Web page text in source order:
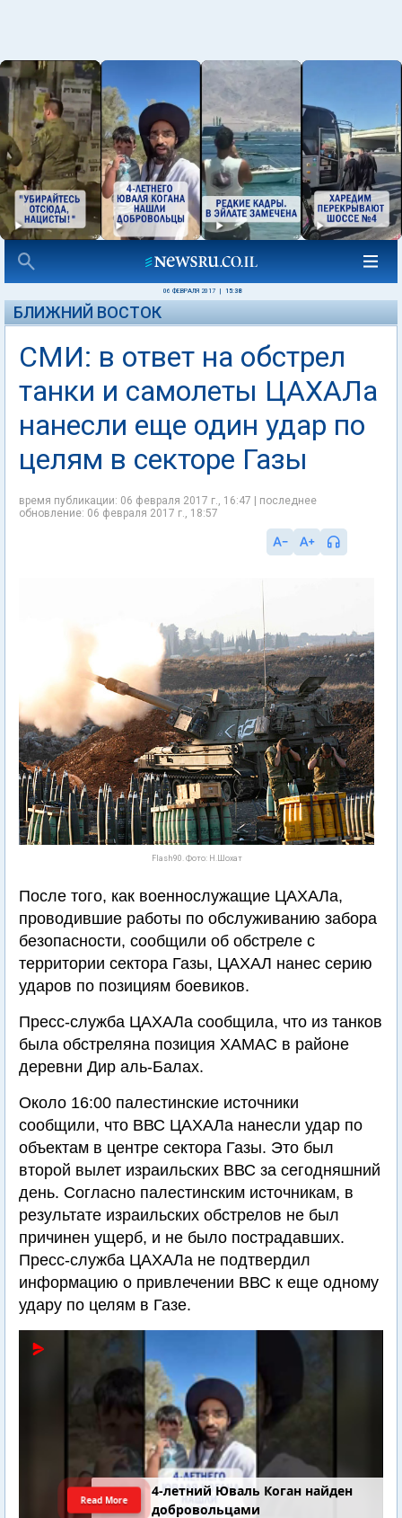
06 ФЕВРАЛЯ 2017 15:38
БЛИЖНИЙ ВОСТОК
СМИ: в ответ на обстрел
танки и самолеты ЦАХАЛа
нанесли еще один удар по
целям в секторе Газы
время публикации: 06 февраля 2017 г., 16:47 | последнее
обновление: 06 февраля 2017 г., 18:57
Flash90. Фото: Н.Шохат
После того, как военнослужащие ЦАХАЛа,
проводившие работы по обслуживанию забора
безопасности, сообщили об обстреле с
территории сектора Газы, ЦАХАЛ нанес серию
ударов по позициям боевиков.
Пресс-служба ЦАХАЛа сообщила, что из танков
была обстреляна позиция ХАМАС в районе
деревни Дир аль-Балах.
Около 16:00 палестинские источники
сообщили, что ВВС ЦАХАЛа нанесли удар по
объектам в центре сектора Газы. Это был
второй вылет израильских ВВС за сегодняшний
день. Согласно палестинским источникам, в
результате израильских обстрелов не был
причинен ущерб, и не было пострадавших.
Пресс-служба ЦАХАЛа не подтвердил
информацию о привлечении ВВС к еще одному
удару по целям в Газе.
4-летний Юваль Коган найден
добровольцами
Read More